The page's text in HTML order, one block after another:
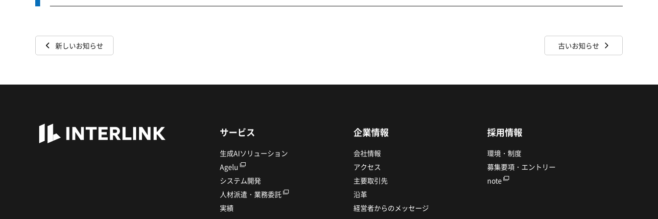
古いお知らせ
新しいお知らせ
INTERLINK
サービス
生成AIソリューション
Agelu
システム開発
人材派遣・業務委託
実績
企業情報
会社情報
アクセス
主要取引先
沿革
経営者からのメッセージ
採用情報
環境・制度
募集要項・エントリー
note